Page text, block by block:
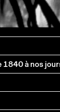
1840 à nos